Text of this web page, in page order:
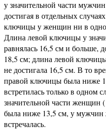
у значительной части
достигая в отдельных
ключицы у женщин ни в
Длина левой ключицы у
равнялась 16,5 см и больше,
18,5 см; длина левой
не достигала 16,5 см. В то
правой ключицы была ниже
встретилась только в одном
значительной части женщин
была ниже 13,5 см, у мужчин
встречалась.